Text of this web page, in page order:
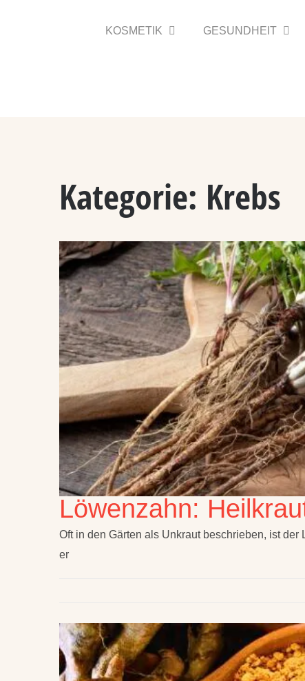
KOSMETIK GESUNDHEIT
Kategorie: Krebs
Löwenzahn:
Oft in den Gärten als Unkraut beschrieben, ist
er